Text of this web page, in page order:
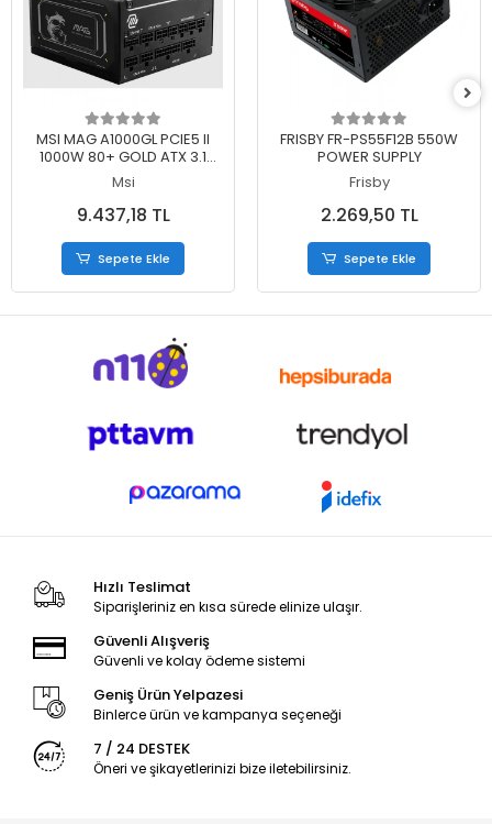
Sepete Ekle
MSI MAG A1000GL PCIE5 II
1000W 80+ GOLD ATX 3.1
PCIE 5.1 POWER SUPPLY
Msi
9.437,18 TL
Sepete Ekle
Sepete Ekle
FRISBY FR-PS55F12B 550W
POWER SUPPLY
Frisby
2.269,50 TL
Sepete Ekle
Hızlı Teslimat
Siparişleriniz en kısa sürede elinize ulaşır.
Güvenli Alışveriş
Güvenli ve kolay ödeme sistemi
Geniş Ürün Yelpazesi
Binlerce ürün ve kampanya seçeneği
7 / 24 DESTEK
Öneri ve şikayetlerinizi bize iletebilirsiniz.